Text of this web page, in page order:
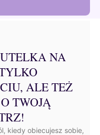
NA
ALE TEŻ
TWOJĄ
kiedy obiecujesz sobie,